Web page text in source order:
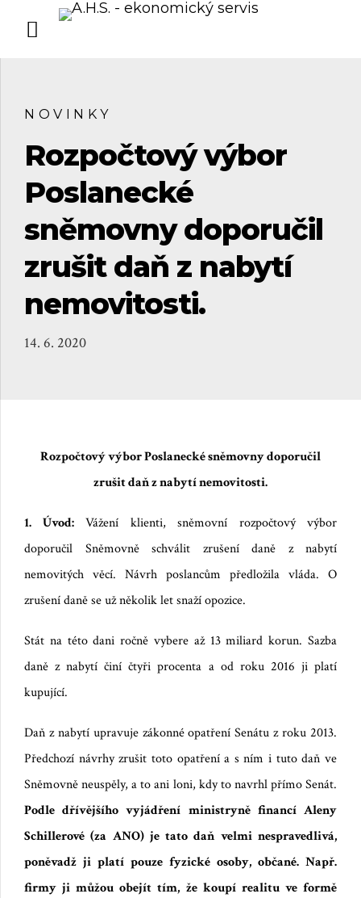
NOVINKY
Rozpočtový výbor
Poslanecké
sněmovny doporučil
zrušit daň z nabytí
nemovitosti.
14. 6. 2020
Rozpočtový výbor Poslanecké sněmovny doporučil
zrušit daň z nabytí nemovitosti.
1. Úvod:Vážení klienti, sněmovní rozpočtový výbor
doporučil Sněmovně schválit zrušení daně z nabytí
nemovitých věcí. Návrh poslancům předložila vláda. O
zrušení daně se už několik let snaží opozice.
Stát na této dani ročně vybere až 13 miliard korun. Sazba
daně z nabytí činí čtyři procenta a od roku 2016 ji platí
kupující.
Daň z nabytí upravuje zákonné opatření Senátu z roku 2013.
Předchozí návrhy zrušit toto opatření a s ním i tuto daň ve
Sněmovně neuspěly, a to ani loni, kdy to navrhl přímo Senát.
Podle dřívějšího vyjádření ministryně financí Aleny
Schillerové (za ANO) je tato daň velmi nespravedlivá,
poněvadž ji platí pouze fyzické osoby, občané. Např.
firmy ji můžou obejít tím, že koupí realitu ve formě